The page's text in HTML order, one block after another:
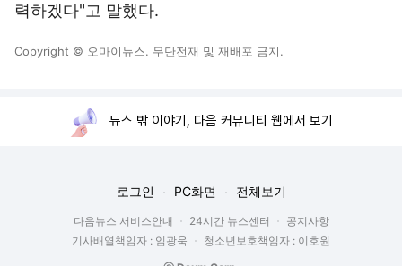
력하겠다"고 말했다.
Copyright © 오마이뉴스. 무단전재 및 재배포 금지.
뉴스 밖 이야기, 다음 커뮤니티 웹에서 보기
로그인 PC화면 전체보기
다음뉴스 서비스안내 24시간 뉴스센터
공지사항
기사배열책임자 : 임광욱
청소년보호책임자 : 이호원